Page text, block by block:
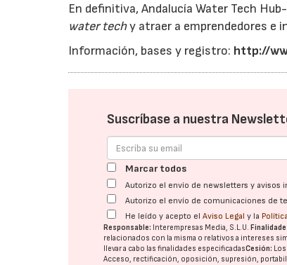
En definitiva, Andalucía Water Tech
water techy atraer a emprendedores e
Información, bases y registro: http://
Suscríbase a nuestra
Marcar todos
Autorizo el envío de newsletters y avisos
Autorizo el envío de comunicaciones de
He leído y acepto elAviso Legal y la
Responsable: Interempresas Media, S.L.U.
relacionados con la misma o relativos a intereses
llevar a cabo las finalidades especificadasCesión:
Acceso, rectificación, oposición, supresión,